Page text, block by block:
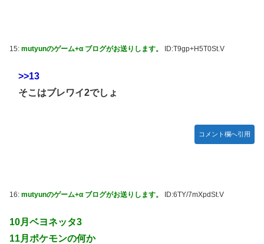
15: mutyunのゲーム+α ブログがお送りします。 ID:T9gp+H5T0St.V
>>13
そこはブレワイ2でしょ
コメント欄へ引用
16: mutyunのゲーム+α ブログがお送りします。 ID:6TY/7mXpdSt.V
10月ベヨネッタ3
11月ポケモンの何か